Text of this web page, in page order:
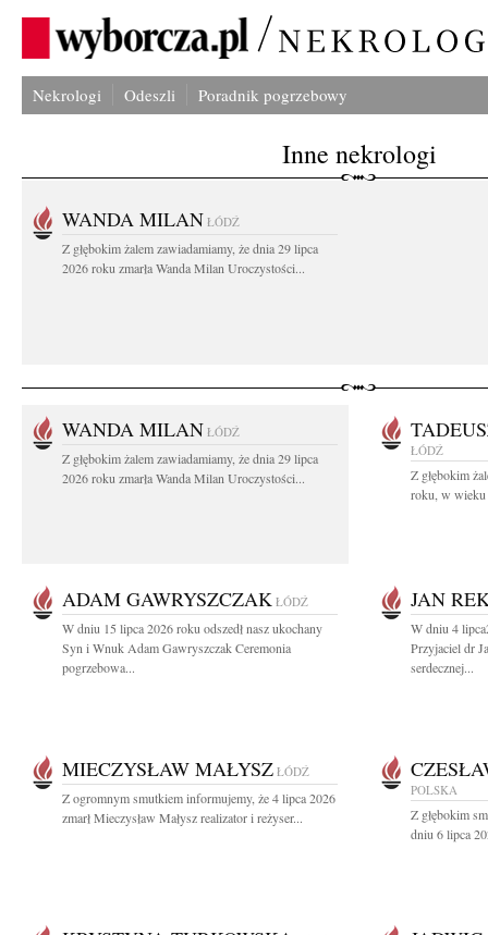
Nekrologi Odeszli Poradnik pogrzebowy
Inne nekrologi
WANDA MILAN ŁÓDŹ
Z głębokim żalem zawiadamiamy, że dnia 29 lipca
2026 roku zmarła Wanda Milan Uroczystości...
WANDA MILAN ŁÓDŹ
Z głębokim żalem zawiadamiamy, że dnia 29 lipca
2026 roku zmarła Wanda Milan Uroczystości...
ŁÓDŹ
Z głębokim
roku, w wieku
ADAM GAWRYSZCZAK ŁÓDŹ
W dniu 15 lipca 2026 roku odszedł nasz ukochany
Syn i Wnuk Adam Gawryszczak Ceremonia
pogrzebowa...
JAN
W dniu 4
Przyjaciel dr
serdecznej...
MIECZYSŁAW MAŁYSZ ŁÓDŹ
Z ogromnym smutkiem informujemy, że 4 lipca 2026
zmarł Mieczysław Małysz realizator i reżyser...
POLSKA
Z głębokim
dniu 6 lipca